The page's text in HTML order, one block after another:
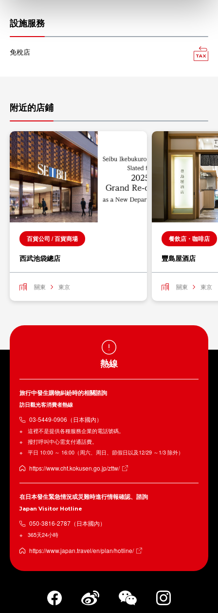
設施服務
免稅店
附近的店鋪
百貨公司 / 百貨商場
西武池袋總店
關東 東京
餐飲店・咖啡店
豐島屋酒店
關東 東京
熱線
旅行中發生購物糾紛時的相關諮詢
訪日觀光客消費者熱線
03-5449-0906（日本國內）
這裡不是提供各種服務企業的電話號碼。
撥打呼叫中心需支付通話費。
平日 10:00 ～ 16:00（周六、周日、節假日以及12/29 ～1/3 除外）
https://www.cht.kokusen.go.jp/zttw/
在日本發生緊急情況或災難時進行情報確認、諮詢
Japan Visitor Hotline
050-3816-2787（日本國內）
365天24小時
https://www.japan.travel/en/plan/hotline/